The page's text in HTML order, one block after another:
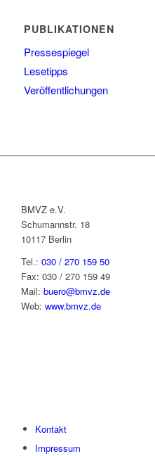
PUBLIKATIONEN
Pressespiegel
Lesetipps
Veröffentlichungen
BMVZ e.V.
Schumannstr. 18
10117 Berlin
Tel.: 030 / 270 159 50
Fax: 030 / 270 159 49
Mail: buero@bmvz.de
Web: www.bmvz.de
Kontakt
Impressum